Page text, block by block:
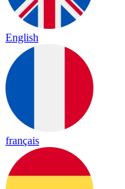
English
français